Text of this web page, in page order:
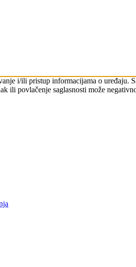
i/ili pristup informacijama o uređaju.
povlačenje saglasnosti može